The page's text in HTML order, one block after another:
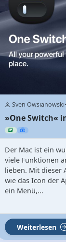
Sven Owsianowski•
»One Switch«
Der Mac ist ein
viele Funktionen
lieben. Mit dieser
wie das Icon der
ein Menü,...
Weiterlesen